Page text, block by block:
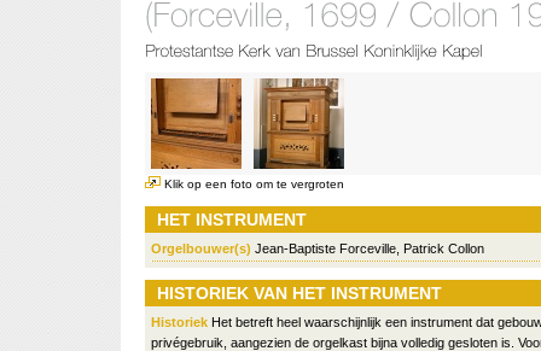
Klik op een foto om te vergroten
HET INSTRUMENT
Orgelbouwer(s) Jean-Baptiste Forceville, Patrick Collon
HISTORIEK VAN HET INSTRUMENT
Historiek Het betreft heel waarschijnlijk een instrument dat
privégebruik, aangezien de orgelkast bijna volledig gesloten is.